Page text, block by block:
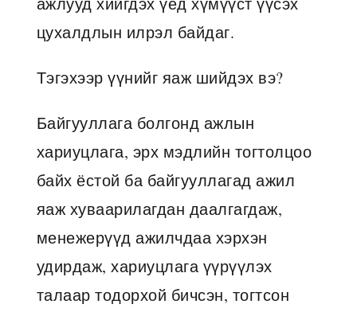
цухалдлын илрэл байдаг.
Тэгэхээр үүнийг яаж шийдэх вэ?
Байгууллага болгонд ажлын
хариуцлага, эрх мэдлийн тогтолцоо
байх ёстой ба байгууллагад ажил
яаж хуваарилагдан даалгагдаж,
менежерүүд ажилчдаа хэрхэн
удирдаж, хариуцлага үүрүүлэх
талаар тодорхой бичсэн, тогтсон